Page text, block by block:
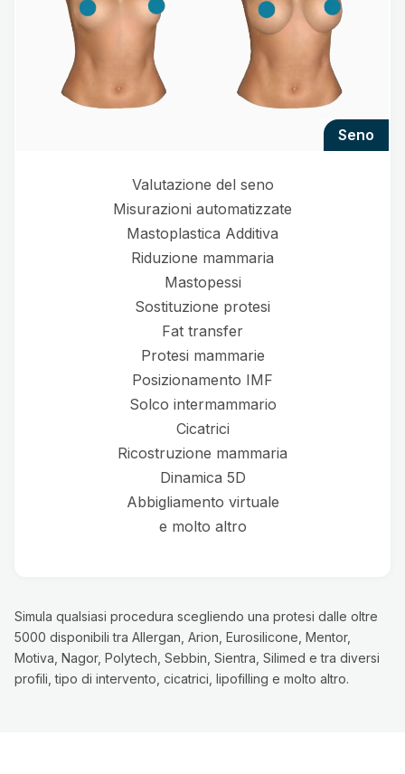
seno
Valutazione del seno
Misurazioni automatizzate
Mastoplastica Additiva
Riduzione mammaria
Mastopessi
Sostituzione protesi
Fat transfer
Protesi mammarie
Posizionamento IMF
Solco intermammario
Cicatrici
Ricostruzione mammaria
Dinamica 5D
Abbigliamento virtuale
e molto altro
Simula qualsiasi procedura scegliendo una protesi dalle oltre
5000 disponibili tra Allergan, Arion, Eurosilicone, Mentor,
Motiva, Nagor, Polytech, Sebbin, Sientra, Silimed e tra diversi
profili, tipo di intervento, cicatrici, lipofilling e molto altro.